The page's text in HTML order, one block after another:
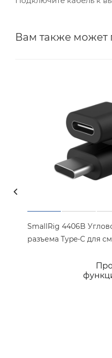
Вам также может
SmallRig 4406B
разъема Type-C для
Арт.: